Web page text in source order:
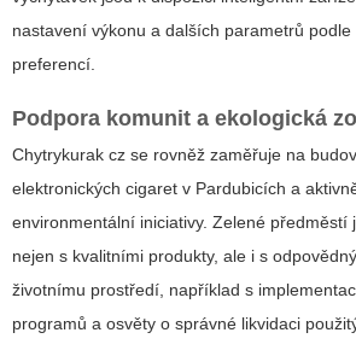
nastavení výkonu a dalších parametrů podle
preferencí.
Podpora komunit a ekologická
Chytrykurak cz se rovněž zaměřuje na
elektronických cigaret v Pardubicích a
environmentální iniciativy. Zelené předměstí
nejen s kvalitními produkty, ale i s
životnímu prostředí, například s
programů a osvěty o správné likvidaci